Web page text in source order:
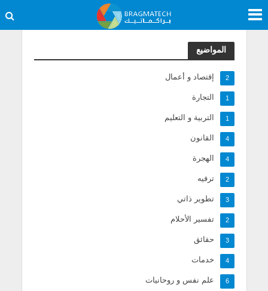
المواضيع
إقتصاد و أعمال 2
التجارة 1
التربية و التعليم 1
القانون 4
الهجرة 4
ترفيه 2
تطوير ذاتي 3
تفسير الأحلام 2
حقائق 3
خدمات 4
علم نفس و روحانيات 6